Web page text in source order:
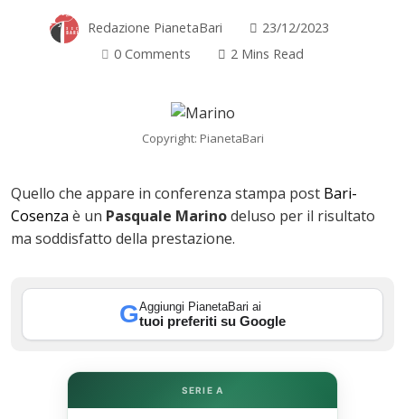
Redazione PianetaBari
23/12/2023
0 Comments
2 Mins Read
Copyright: PianetaBari
Quello che appare in conferenza stampa post Bari-
Cosenza è un Pasquale Marinodeluso per il risultato
ma soddisfatto della prestazione.
GAggiungi PianetaBari ai
tuoi preferiti su Google
SERIE A